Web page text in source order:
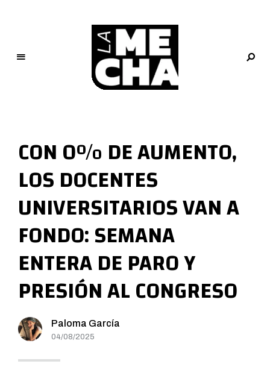
M
e
c
h
a
PERIODISMO DIGITAL
CON 0% DE AUMENTO,
LOS DOCENTES
UNIVERSITARIOS VAN A
FONDO: SEMANA
ENTERA DE PARO Y
PRESIÓN AL CONGRESO
Paloma García
04/08/2025